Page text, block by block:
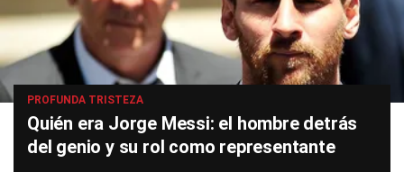
PROFUNDA TRISTEZA
Quién era Jorge Messi: el hombre detrás
del genio y su rol como representante